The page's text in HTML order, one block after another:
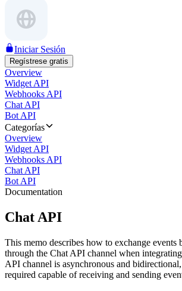
Iniciar Sesión
Regístrese gratis
Overview
Widget API
Webhooks API
Chat API
Bot API
Categorías
Overview
Widget API
Webhooks API
Chat API
Bot API
Documentation
Chat API
This memo describes how to exchange events
through the Chat API channel when
API channel is asynchronous and
required capable of receiving and sending